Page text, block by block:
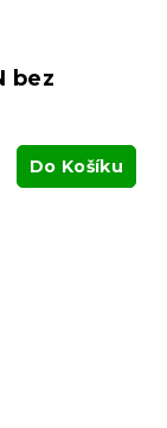
bez
Do Košíku